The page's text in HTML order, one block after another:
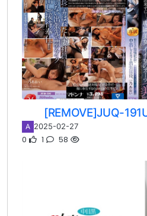
[REMOVE]JUQ-
A 2025-02-27
0 1 58